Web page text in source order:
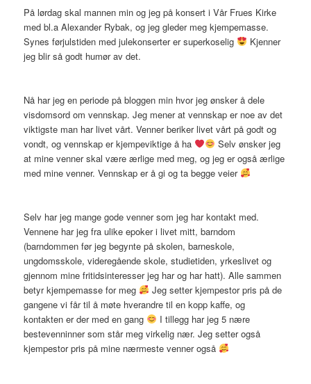
På lørdag skal mannen min og jeg på konsert i Vår Frues Kirke
med bl.a Alexander Rybak, og jeg gleder meg kjempemasse.
Synes førjulstiden med julekonserter er superkoselig
Kjenner
jeg blir så godt humør av det.
Nå har jeg en periode på bloggen min hvor jeg ønsker å dele
visdomsord om vennskap. Jeg mener at vennskap er noe av det
viktigste man har livet vårt. Venner beriker livet vårt på godt og
vondt, og vennskap er kjempeviktige å ha
Selv ønsker jeg
at mine venner skal være ærlige med meg, og jeg er også ærlige
med mine venner. Vennskap er å gi og ta begge veier
Selv har jeg mange gode venner som jeg har kontakt med.
Vennene har jeg fra ulike epoker i livet mitt, barndom
(barndommen før jeg begynte på skolen, barneskole,
ungdomsskole, videregående skole, studietiden, yrkeslivet og
gjennom mine fritidsinteresser jeg har og har hatt). Alle sammen
betyr kjempemasse for meg
Jeg setter kjempestor pris på de
gangene vi får til å møte hverandre til en kopp kaffe, og
kontakten er der med en gang
I tillegg har jeg 5 nære
bestevenninner som står meg virkelig nær. Jeg setter også
kjempestor pris på mine nærmeste venner også